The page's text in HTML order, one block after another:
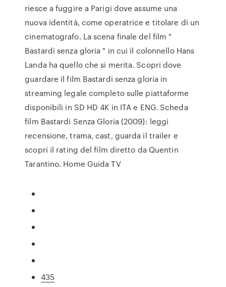
riesce a fuggire a Parigi dove assume una
nuova identità, come operatrice e titolare di un
cinematografo. La scena finale del film "
Bastardi senza gloria " in cui il colonnello Hans
Landa ha quello che si merita. Scopri dove
guardare il film Bastardi senza gloria in
streaming legale completo sulle piattaforme
disponibili in SD HD 4K in ITA e ENG. Scheda
film Bastardi Senza Gloria (2009): leggi
recensione, trama, cast, guarda il trailer e
scopri il rating del film diretto da Quentin
Tarantino. Home Guida TV
435